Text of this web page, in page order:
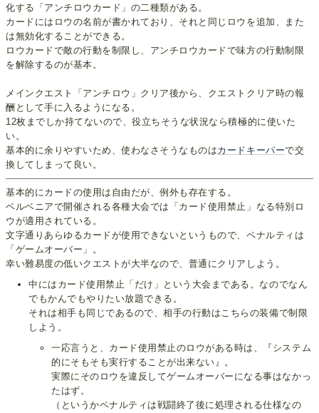
化する「アンチロウカード」の二種類がある。
カードにはロウの名前が書かれており、それと同じロウを追加、また
は無効化することができる。
ロウカードで敵の行動を制限し、アンチロウカードで味方の行動制限
を解除するのが基本。
メインクエスト「アンチロウ」クリア後から、クエストクリア時の報
酬として手に入るようになる。
12枚までしか持てないので、役立ちそうな状況なら積極的に使いた
い。
基本的に余りやすいため、使わなさそうなものはカードキーパーで交
換してしまって良い。
基本的にカードの使用は自由だが、例外も存在する。
ベルベニアで開催される各種大会では「カード使用禁止」なる特別ロ
ウが適用されている。
文字通りあらゆるカードが使用できないというもので、ペナルティは
「ゲームオーバー」。
幸い難易度の低いクエストが大半なので、普通にクリアしよう。
中にはカード使用禁止「だけ」という大会まである。なのでなん
でもかんでもやりたい放題できる。
それは相手も同じであるので、相手の行動はこちらの装備で制限
しよう。
一応言うと、カード使用禁止のロウがある時は、『システム
的にそもそも実行することが出来ない』。
実際にそのロウを違反してゲームオーバーになる事はなかっ
たはず。
（というかペナルティは戦闘終了後に処理される仕様なの